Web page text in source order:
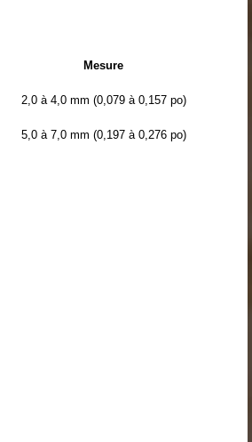
Mesure
2,0 à 4,0 mm (0,079 à 0,157 po)
5,0 à 7,0 mm (0,197 à 0,276 po)